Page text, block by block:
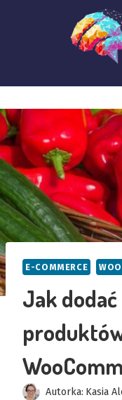
E-COMMERCE
Jak
Autorka: Kasia